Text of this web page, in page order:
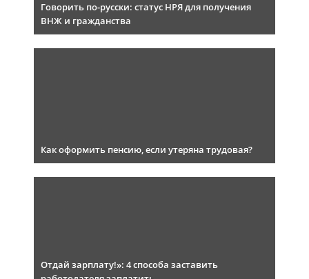
Говорить по-русски: статус НРЯ для получения
ВНЖ и гражданства
Как оформить пенсию, если утеряна трудовая?
Отдай зарплату!»: 4 способа заставить